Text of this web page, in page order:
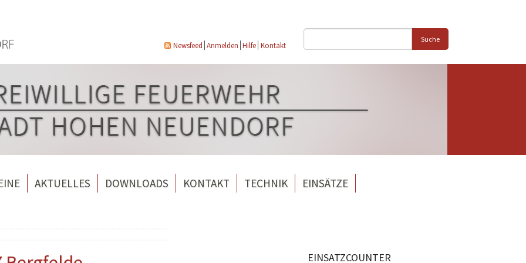
Newsfeed Anmelden Hilfe Kontakt
Suche
AKTUELLES DOWNLOADS KONTAKT TECHNIK EINSÄTZE
EINSATZCOUNTER